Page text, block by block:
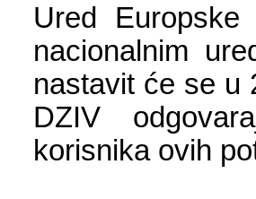
Ured
nacionalnim
nastavit će se u
DZIV
korisnika ovih